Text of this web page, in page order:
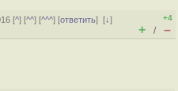
[^] [^^] [^^^] [ответить][↓]
+4
+ / –